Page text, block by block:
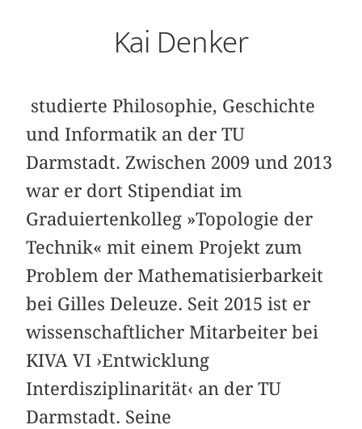
Kai Denker
studierte Philosophie, Geschichte
und Informatik an der TU
Darmstadt. Zwischen 2009 und 2013
war er dort Stipendiat im
Graduiertenkolleg »Topologie der
Technik« mit einem Projekt zum
Problem der Mathematisierbarkeit
bei Gilles Deleuze. Seit 2015 ist er
wissenschaftlicher Mitarbeiter bei
KIVA VI ›Entwicklung
Interdisziplinarität‹ an der TU
Darmstadt. Seine